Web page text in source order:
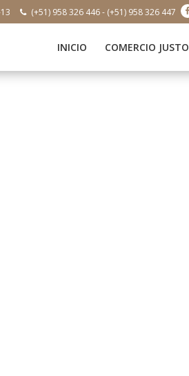
(+51) 958 326 446 - (+51) 958 326 447
INICIO COMERCIO JUSTO